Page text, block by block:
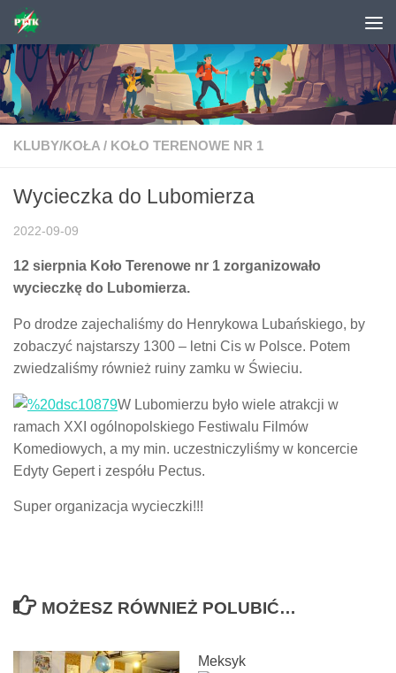
Skip to content
KLUBY/KOŁA / KOŁO TERENOWE NR 1
Wycieczka do Lubomierza
2022-09-09
12 sierpnia Koło Terenowe nr 1 zorganizowało
wycieczkę do Lubomierza.
Po drodze zajechaliśmy do Henrykowa Lubańskiego, by
zobaczyć najstarszy 1300 – letni Cis w Polsce. Potem
zwiedzaliśmy również ruiny zamku w Świeciu.
W Lubomierzu było wiele atrakcji w
ramach XXI ogólnopolskiego Festiwalu Filmów
Komediowych, a my min. uczestniczyliśmy w koncercie
Edyty Gepert i zespółu Pectus.
Super organizacja wycieczki!!!
MOŻESZ RÓWNIEŻ POLUBIĆ…
Meksyk